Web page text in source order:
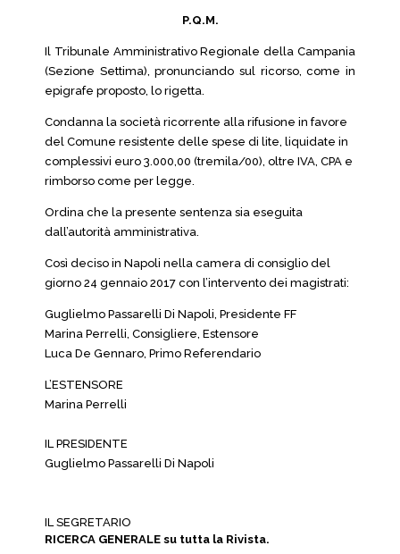
P.Q.M.
Il Tribunale Amministrativo Regionale della Campania
(Sezione Settima), pronunciando sul ricorso, come in
epigrafe proposto, lo rigetta.
Condanna la società ricorrente alla rifusione in favore
del Comune resistente delle spese di lite, liquidate in
complessivi euro 3.000,00 (tremila/00), oltre IVA, CPA e
rimborso come per legge.
Ordina che la presente sentenza sia eseguita
dall’autorità amministrativa.
Così deciso in Napoli nella camera di consiglio del
giorno 24 gennaio 2017 con l’intervento dei magistrati:
Guglielmo Passarelli Di Napoli, Presidente FF
Marina Perrelli, Consigliere, Estensore
Luca De Gennaro, Primo Referendario
L’ESTENSORE
Marina Perrelli
IL PRESIDENTE
Guglielmo Passarelli Di Napoli
IL SEGRETARIO
RICERCA GENERALE su tutta la Rivista.